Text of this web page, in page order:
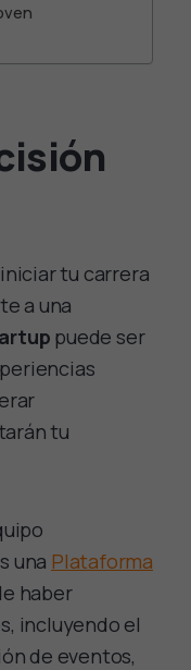
tu carrera
a una
puede ser
tu
una Plataforma
haber
incluyendo el
de eventos,